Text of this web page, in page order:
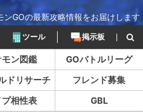
ンGOの最新攻略情報をお届けします
ツール 掲示板
ン図鑑
GOバトルリーグ
ドリサーチ
フレンド募集
プ相性表 GBL